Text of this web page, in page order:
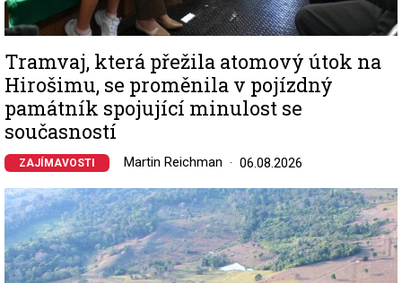
Tramvaj, která přežila atomový útok na
Hirošimu, se proměnila v pojízdný
památník spojující minulost se
současností
ZAJÍMAVOSTI Martin Reichman 06.08.2026
Image